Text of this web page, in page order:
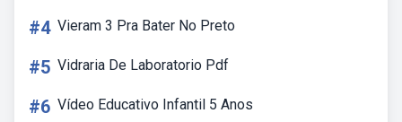
#4 Vieram 3 Pra Bater No Preto
#5 Vidraria De Laboratorio Pdf
#6 Vídeo Educativo Infantil 5 Anos